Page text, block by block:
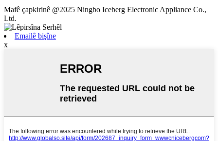
Mafê çapkirinê @2025 Ningbo Iceberg Electronic Appliance Co.,
Ltd.
Emailê bişîne
x